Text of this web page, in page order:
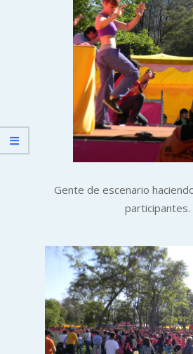
Gente de escenario
participantes.